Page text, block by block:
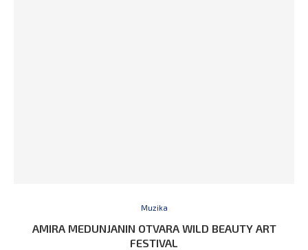
Muzika
AMIRA MEDUNJANIN OTVARA WILD BEAUTY ART
FESTIVAL